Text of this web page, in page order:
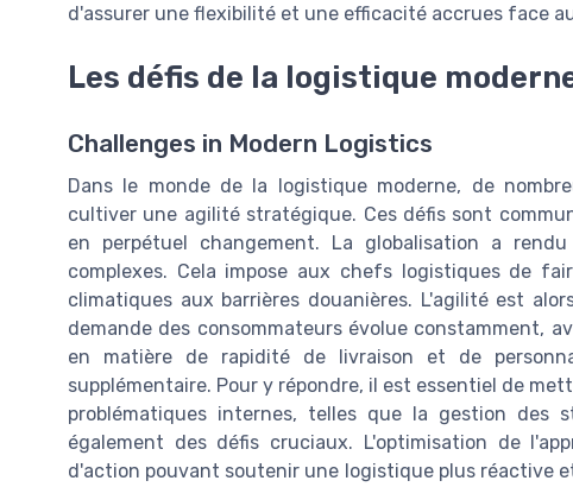
d'assurer une flexibilité et une efficacité accrues face
Les défis de la logistique
Challenges in Modern Logistics
Dans le monde de la logistique moderne, de
cultiver une agilité stratégique. Ces défis sont
en perpétuel changement. La globalisation a
complexes. Cela impose aux chefs logistiques de
climatiques aux barrières douanières. L'agilité est
demande des consommateurs évolue constamment,
en matière de rapidité de livraison et de
supplémentaire. Pour y répondre, il est essentiel de
problématiques internes, telles que la gestion des
également des défis cruciaux. L'optimisation de
d'action pouvant soutenir une logistique plus réactive